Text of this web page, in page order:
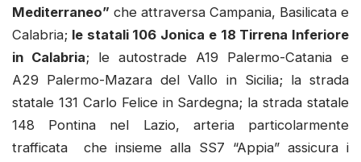
Mediterraneo” che attraversa Campania, Basilicata e
Calabria; le statali 106 Jonica e 18 Tirrena Inferiore
in Calabria; le autostrade A19 Palermo-Catania e
A29 Palermo-Mazara del Vallo in Sicilia; la strada
statale 131 Carlo Felice in Sardegna; la strada statale
148 Pontina nel Lazio, arteria particolarmente
trafficata che insieme alla SS7 “Appia” assicura i